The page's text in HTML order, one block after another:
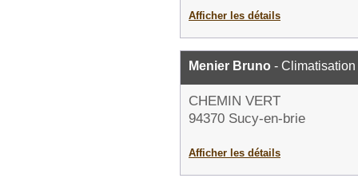
Afficher les détails
Menier Bruno - Climatisation
CHEMIN VERT
94370 Sucy-en-brie
Afficher les détails